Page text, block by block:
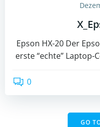
Epson HX-20 Der
erste “echte”
0
GO